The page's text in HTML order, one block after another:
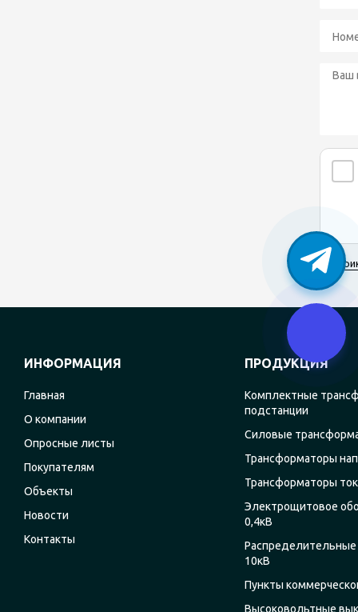
ИНФОРМАЦИЯ
Главная
О компании
Опросные листы
Покупателям
Объекты
Новости
Контакты
ПРОДУКЦИЯ
Комплектные
подстанции
Силовые
Трансформаторы
Трансформаторы
Электрощитовое
0,4кВ
Распределительные
10кВ
Пункты
Высоковольтные